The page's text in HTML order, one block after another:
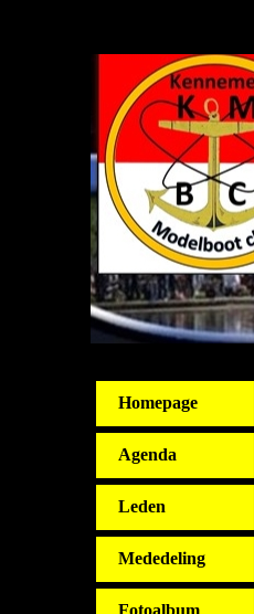
Homepage
Agenda
Leden
Mededeling
Fotoalbum